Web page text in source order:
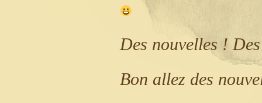
Des nouvelles !
Bon allez des